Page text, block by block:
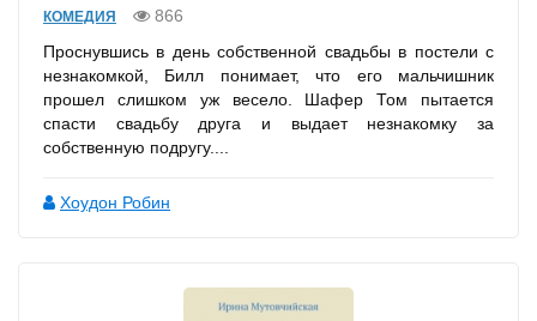
КОМЕДИЯ
866
Проснувшись в день собственной свадьбы в постели с
незнакомкой, Билл понимает, что его мальчишник
прошел слишком уж весело. Шафер Том пытается
спасти свадьбу друга и выдает незнакомку за
собственную подругу....
Хоудон Робин